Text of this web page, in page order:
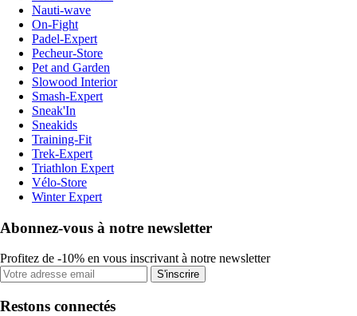
Nauti-wave
On-Fight
Padel-Expert
Pecheur-Store
Pet and Garden
Slowood Interior
Smash-Expert
Sneak'In
Sneakids
Training-Fit
Trek-Expert
Triathlon Expert
Vélo-Store
Winter Expert
Abonnez-vous à notre newsletter
Profitez de -10% en vous inscrivant à notre newsletter
S'inscrire
Restons connectés